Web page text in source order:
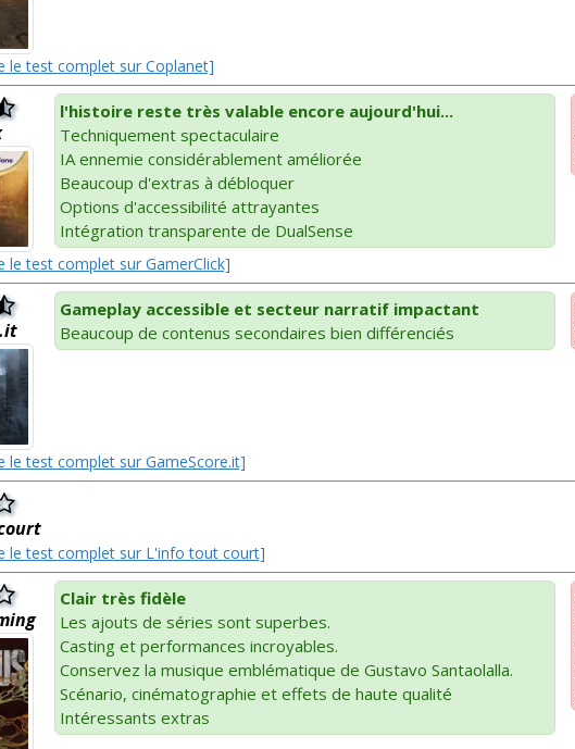
le test complet sur Coplanet]
l'histoire reste très valable encore aujourd'hui...
Techniquement spectaculaire
IA ennemie considérablement améliorée
Beaucoup d'extras à débloquer
Options d'accessibilité attrayantes
Intégration transparente de DualSense
le test complet sur GamerClick]
Gameplay accessible et secteur narratif impactant
Beaucoup de contenus secondaires bien différenciés
le test complet sur GameScore.it]
le test complet sur L'info tout court]
Clair très fidèle
Les ajouts de séries sont superbes.
Casting et performances incroyables.
Conservez la musique emblématique de Gustavo Santaolalla.
Scénario, cinématographie et effets de haute qualité
Intéressants extras